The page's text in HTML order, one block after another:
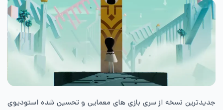
جدیدترین نسخه از سری بازی های معمایی و تحسین شده استودیوی